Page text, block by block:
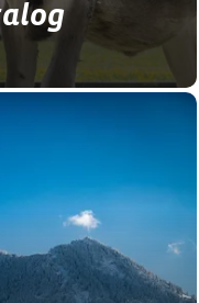
Bauernhof-
Top-